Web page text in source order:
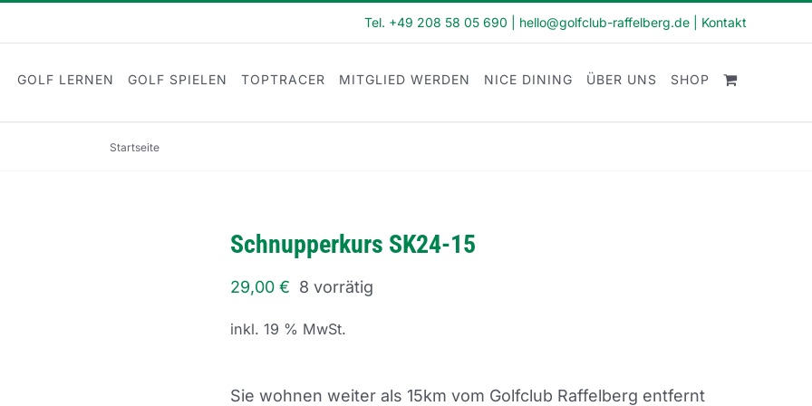
Tel. +49 208 58 05 690 hello@golfclub-raffelberg.de Kontakt
GOLF LERNEN GOLF SPIELEN TOPTRACER MITGLIED WERDEN NICE DINING ÜBER UNS SHOP
Startseite
Schnupperkurs SK24-15
29,00 € 8 vorrätig
inkl. 19 % MwSt.
Sie wohnen weiter als 15km vom Golfclub Raffelberg entfernt